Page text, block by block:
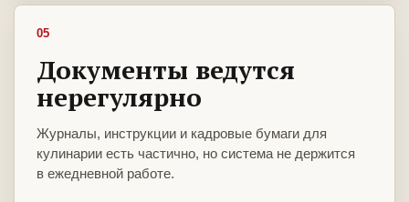
05
Документы ведутся
нерегулярно
Журналы, инструкции и кадровые бумаги для
кулинарии есть частично, но система не держится
в ежедневной работе.